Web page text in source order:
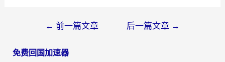
导
← 前一篇文章 后一篇文章 →
免费回国加速器